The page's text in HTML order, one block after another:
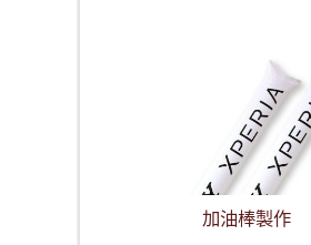
加油棒製作